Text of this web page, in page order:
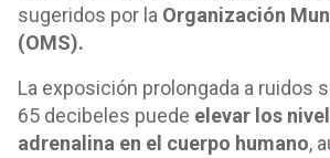
sugeridos por la Organización
(OMS).
La exposición prolongada a ruidos
65 decibeles puede elevar los
adrenalina en el cuerpo humano,